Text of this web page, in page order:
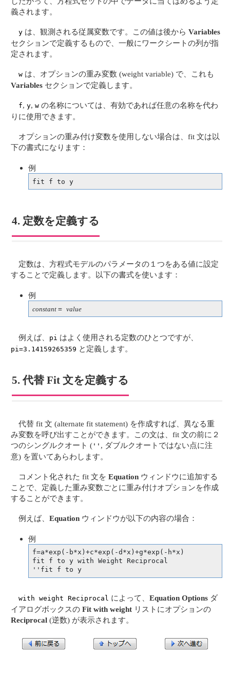
義されます。
y は、観測される従属変数です。この値は後からVariables
セクションで定義するもので、一般にワークシートの列が指
定されます。
w は、オプションの重み変数 (weight variable) で、これも
Variables セクションで定義します。
f,y,w の名称については、有効であれば任意の名称を代わ
りに使用できます。
オプションの重み付け変数を使用しない場合は、fit 文は以
下の書式になります：
例
fit f to y
4. 定数を定義する
定数は、方程式モデルのパラメータの１つをある値に設定
することで定義します。以下の書式を使います：
例
constant = value
例えば、 pi はよく使用される定数のひとつですが、
pi=3.14159265359 と定義します。
5. 代替 Fit 文を定義する
代替 fit 文 (alternate fit statement) を作成すれば、異なる重
み変数を呼び出すことができます。この文は、fit 文の前に２
つのシングルクオート ( '' , ダブルクオートではない点に注
意) を置いてあらわします。
コメント化された fit 文をEquation ウィンドウに追加する
ことで、定義した重み変数ごとに重み付けオプションを作成
することができます。
例えば、Equation ウィンドウが以下の内容の場合：
例
f=a*exp(-b*x)+c*exp(-d*x)+g*exp(-h*x)
fit f to y with Weight Reciprocal
''fit f to y
with weight Reciprocal によって、Equation Options ダ
イアログボックスのFit with weight リストにオプションの
Reciprocal (逆数) が表示されます。